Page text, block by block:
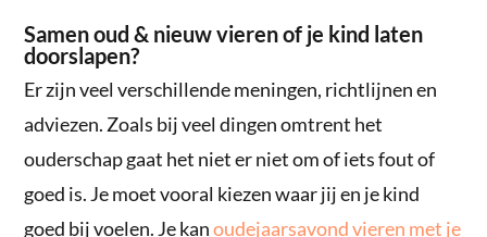
Samen oud & nieuw vieren of je kind laten
doorslapen?
Er zijn veel verschillende meningen, richtlijnen en
adviezen. Zoals bij veel dingen omtrent het
ouderschap gaat het niet er niet om of iets fout of
goed is. Je moet vooral kiezen waar jij en je kind
goed bij voelen. Je kanoudejaarsavond vieren met je